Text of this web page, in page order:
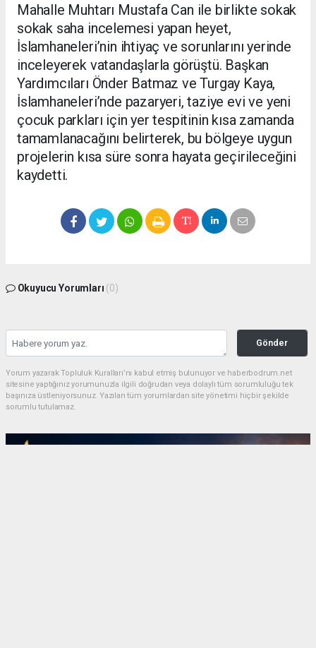
Mahalle Muhtarı Mustafa Can ile birlikte sokak
sokak saha incelemesi yapan heyet,
İslamhaneleri’nin ihtiyaç ve sorunlarını yerinde
inceleyerek vatandaşlarla görüştü. Başkan
Yardımcıları Önder Batmaz ve Turgay Kaya,
İslamhaneleri’nde pazaryeri, taziye evi ve yeni
çocuk parkları için yer tespitinin kısa zamanda
tamamlanacağını belirterek, bu bölgeye uygun
projelerin kısa süre sonra hayata geçirileceğini
kaydetti.
Okuyucu Yorumları (0)
Gönder
Yorum yazarak Topluluk Kuralları’nı kabul etmiş bulunuyor ve haberbodrum.net
sitesine yaptığınız yorumunuzla ilgili doğrudan veya dolaylı tüm sorumluluğu tek
başınıza üstleniyorsunuz. Yazılan tüm yorumlardan site yönetimi hiçbir şekilde
sorumlu tutulamaz.